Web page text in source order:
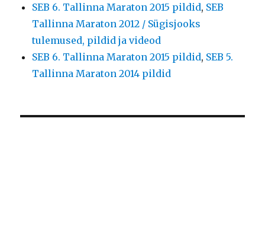
SEB 6. Tallinna Maraton 2015 pildid, SEB
Tallinna Maraton 2012 / Sügisjooks
tulemused, pildid ja videod
SEB 6. Tallinna Maraton 2015 pildid, SEB 5.
Tallinna Maraton 2014 pildid